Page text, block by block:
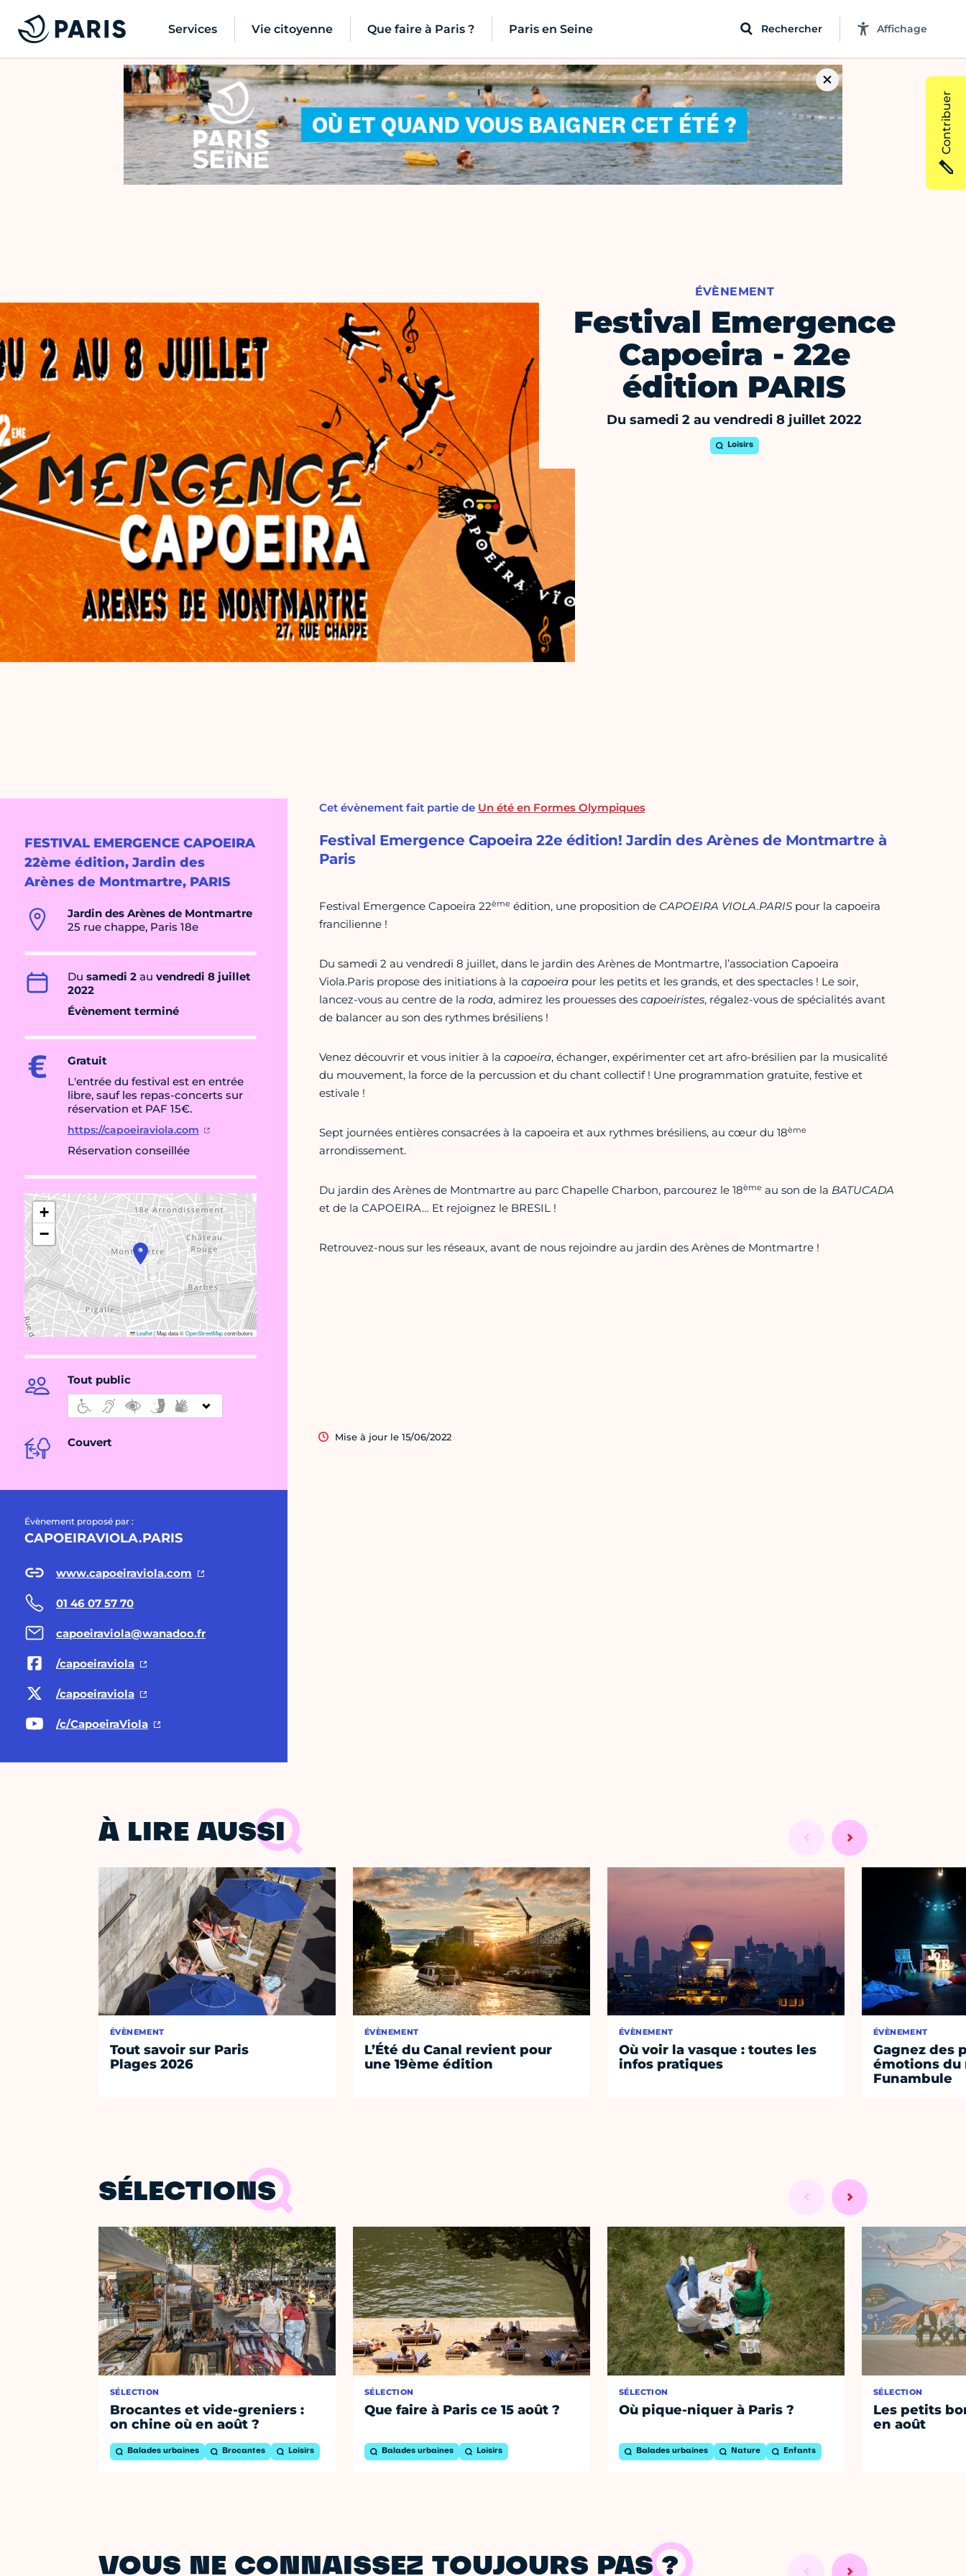
Services Vie citoyenne Que faire à Paris ? Paris en Seine Rechercher Affichage
ÉVÈNEMENT
Festival Emergence
Capoeira - 22e
édition PARIS
Du samedi 2 au vendredi 8 juillet 2022
Loisirs
FESTIVAL EMERGENCE CAPOEIRA
22ème édition, Jardin des
Arènes de Montmartre, PARIS
Jardin des Arènes de Montmartre
25 rue chappe, Paris 18e
Du samedi 2 au vendredi 8 juillet
2022
Évènement terminé
Gratuit
L'entrée du festival est en entrée
libre, sauf les repas-concerts sur
réservation et PAF 15€.
https://capoeiraviola.com
Réservation conseillée
+
−
Leaflet|Map data ©OpenStreetMapcontributors
Tout public
Couvert
Évènement proposé par :
CAPOEIRAVIOLA.PARIS
www.capoeiraviola.com
01 46 07 57 70
capoeiraviola@wanadoo.fr
/capoeiraviola
/capoeiraviola
/c/CapoeiraViola
Cet évènement fait partie de Un été en Formes Olympiques
Festival Emergence Capoeira 22e édition! Jardin des Arènes de Montmartre à
Paris
Festival Emergence Capoeira 22ème édition, une proposition de CAPOEIRA VIOLA.PARIS pour la capoeira
francilienne !
Du samedi 2 au vendredi 8 juillet, dans le jardin des Arènes de Montmartre, l’association Capoeira
Viola.Paris propose des initiations à la capoeirapour les petits et les grands, et des spectacles ! Le soir,
lancez-vous au centre de la roda, admirez les prouesses des capoeiristes, régalez-vous de spécialités avant
de balancer au son des rythmes brésiliens !
Venez découvrir et vous initier à la capoeira, échanger, expérimenter cet art afro-brésilien par la musicalité
du mouvement, la force de la percussion et du chant collectif ! Une programmation gratuite, festive et
estivale !
Sept journées entières consacrées à la capoeira et aux rythmes brésiliens, au cœur du 18ème
arrondissement.
Du jardin des Arènes de Montmartre au parc Chapelle Charbon, parcourez le 18ème au son de la BATUCADA
et de la CAPOEIRA… Et rejoignez le BRESIL !
Retrouvez-nous sur les réseaux, avant de nous rejoindre au jardin des Arènes de Montmartre !
Mise à jour le 15/06/2022
À LIRE AUSSI
ÉVÈNEMENT
Tout savoir sur Paris
Plages 2026
ÉVÈNEMENT
L’Été du Canal revient pour
une 19ème édition
ÉVÈNEMENT
Où voir la vasque : toutes les
infos pratiques
ÉVÈNEMENT
Gagnez des
émotions du
Funambule
SÉLECTIONS
SÉLECTION
Brocantes et vide-greniers :
on chine où en août ?
Balades urbaines Brocantes Loisirs
SÉLECTION
Que faire à Paris ce 15 août ?
Balades urbaines Loisirs
SÉLECTION
Où pique-niquer à Paris ?
Balades urbaines Nature Enfants
SÉLECTION
Les petits
en août
VOUS NE CONNAISSEZ TOUJOURS PAS ?
Contribuer